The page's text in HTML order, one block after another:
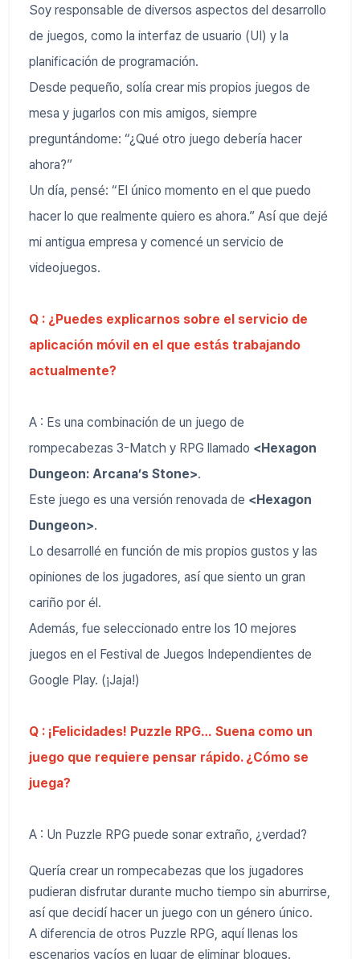
Soy responsable de diversos aspectos del desarrollo
de juegos, como la interfaz de usuario (UI) y la
planificación de programación.
Desde pequeño, solía crear mis propios juegos de
mesa y jugarlos con mis amigos, siempre
preguntándome: “¿Qué otro juego debería hacer
ahora?”
Un día, pensé: “El único momento en el que puedo
hacer lo que realmente quiero es ahora.” Así que dejé
mi antigua empresa y comencé un servicio de
videojuegos.
Q : ¿Puedes explicarnos sobre el servicio de
aplicación móvil en el que estás trabajando
actualmente?
A : Es una combinación de un juego de
rompecabezas 3-Match y RPG llamado <Hexagon
Dungeon: Arcana’s Stone>.
Este juego es una versión renovada de <Hexagon
Dungeon>.
Lo desarrollé en función de mis propios gustos y las
opiniones de los jugadores, así que siento un gran
cariño por él.
Además, fue seleccionado entre los 10 mejores
juegos en el Festival de Juegos Independientes de
Google Play. (¡Jaja!)
Q : ¡Felicidades! Puzzle RPG… Suena como un
juego que requiere pensar rápido. ¿Cómo se
juega?
A : Un Puzzle RPG puede sonar extraño, ¿verdad?
Quería crear un rompecabezas que los jugadores
pudieran disfrutar durante mucho tiempo sin aburrirse,
así que decidí hacer un juego con un género único.
A diferencia de otros Puzzle RPG, aquí llenas los
escenarios vacíos en lugar de eliminar bloques.